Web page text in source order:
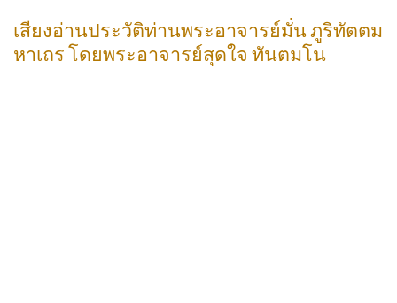
เสียงอ่านประวัติท่านพระอาจารย์มั่น ภูริทัตตม
หาเถร โดยพระอาจารย์สุดใจ ทันตมโน